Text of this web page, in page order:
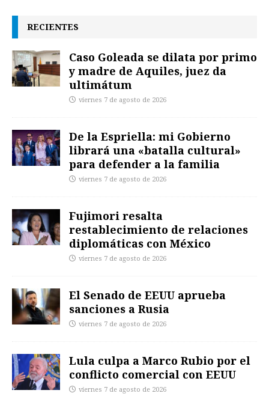
RECIENTES
Caso Goleada se dilata por primo
y madre de Aquiles, juez da
ultimátum
viernes 7 de agosto de 2026
De la Espriella: mi Gobierno
librará una «batalla cultural»
para defender a la familia
viernes 7 de agosto de 2026
Fujimori resalta
restablecimiento de relaciones
diplomáticas con México
viernes 7 de agosto de 2026
El Senado de EEUU aprueba
sanciones a Rusia
viernes 7 de agosto de 2026
Lula culpa a Marco Rubio por el
conflicto comercial con EEUU
viernes 7 de agosto de 2026